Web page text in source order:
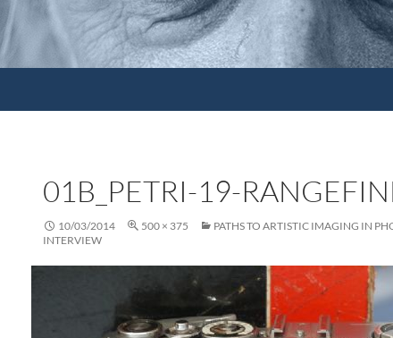
01B_PETRI-19-
10/03/2014 500 × 375
PATHS TO ARTISTIC IMAGING IN
INTERVIEW